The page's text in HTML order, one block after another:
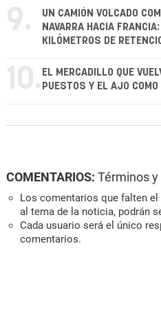
9.
UN CAMIÓN VOLCADO
NAVARRA HACIA
KILÓMETROS DE
10. EL MERCADILLO QUE
PUESTOS Y EL AJO
COMENTARIOS: Términos
Los comentarios que falten
al tema de la noticia, podrán
Cada usuario será el único
comentarios.